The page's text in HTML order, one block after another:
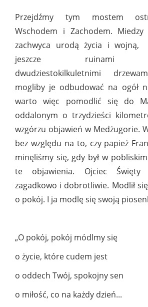
Przejdźmy tym mostem
Wschodem i Zachodem.
zachwyca urodą życia i wojną,
jeszcze ruinami
dwudziestokilkuletnimi
mogliby je odbudować na ogół
warto więc pomodlić się do
oddalonym o trzydzieści
wzgórzu objawień w Medżugorie.
bez względu na to, czy papież
minęliśmy się, gdy był w
te objawienia. Ojciec Święty
zagadkowo i dobrotliwie. Modlił
o pokój. I ja modlę się swoją
„O pokój, pokój módlmy się
o życie, które cudem jest
o oddech Twój, spokojny sen
o miłość, co na każdy dzień...